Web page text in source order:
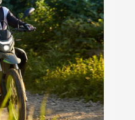
IR ERGONOMIKA
leidžia užtikrintai
žvyrkeliuose ar
miško takuose
.
gerą matomumą ir
valdymą